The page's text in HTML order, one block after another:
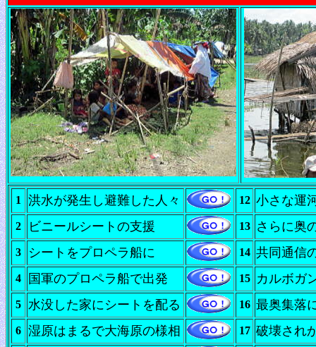
1 洪水が発生し避難した人々 12 小さな運
2 ビニールシートの支援 13 さらに奥
3 シートをプロペラ船に 14 共同通信
4 国軍のプロペラ船で出発 15 カルボガ
5 水没した家にシートを配る 16 最奥集落
6 湿原はまるで大海原の様相 17 破壊され